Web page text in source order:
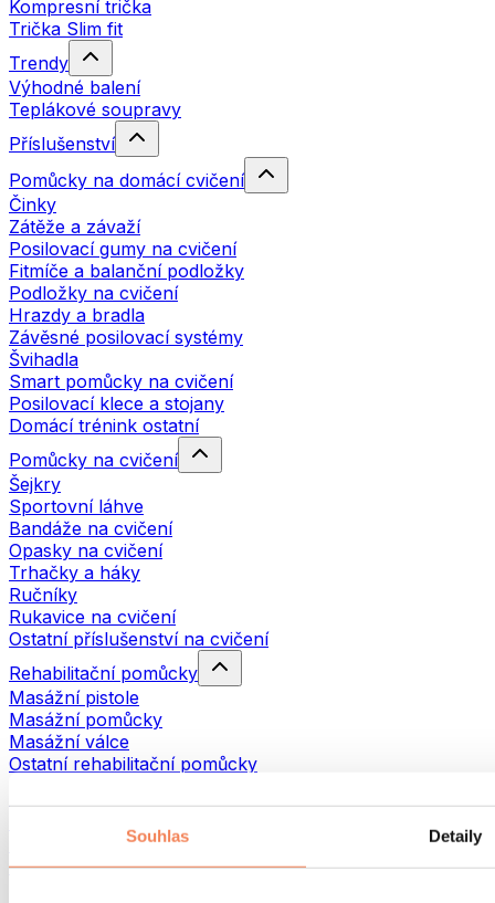
Souhlas Detaily
Kompresní trička
Trička Slim fit
Trendy
Výhodné balení
Teplákové soupravy
Příslušenství
Pomůcky na domácí cvičení
Činky
Zátěže a závaží
Posilovací gumy na cvičení
Fitmíče a balanční podložky
Podložky na cvičení
Hrazdy a bradla
Závěsné posilovací systémy
Švihadla
Smart pomůcky na cvičení
Posilovací klece a stojany
Domácí trénink ostatní
Pomůcky na cvičení
Šejkry
Sportovní láhve
Bandáže na cvičení
Opasky na cvičení
Trhačky a háky
Ručníky
Rukavice na cvičení
Ostatní příslušenství na cvičení
Rehabilitační pomůcky
Masážní pistole
Masážní pomůcky
Masážní válce
Ostatní rehabilitační pomůcky
Batohy